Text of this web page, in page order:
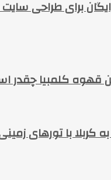
رایگان برای طراحی
قهوه کلمبیا چقدر
کربلا با تورهای